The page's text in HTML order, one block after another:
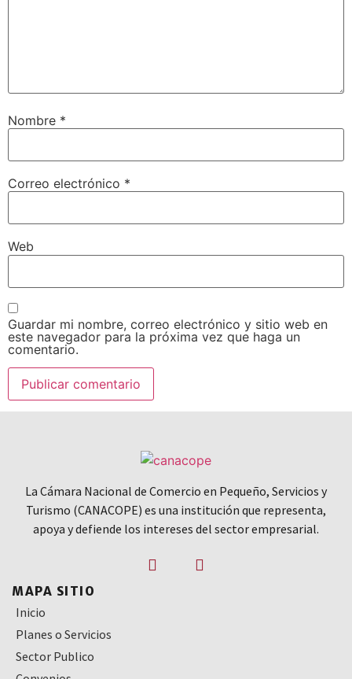
Nombre *
Correo electrónico *
Web
Guardar mi nombre, correo electrónico y sitio web en
este navegador para la próxima vez que haga un
comentario.
La Cámara Nacional de Comercio en Pequeño, Servicios y
Turismo (CANACOPE) es una institución que representa,
apoya y defiende los intereses del sector empresarial.
MAPA SITIO
Inicio
Planes o Servicios
Sector Publico